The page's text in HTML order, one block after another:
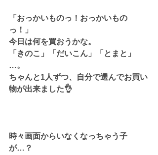
「おっかいものっ！おっかいもの
っ！」
今日は何を買おうかな。
「きのこ」「だいこん」「とまと」
…。
ちゃんと1人ずつ、自分で選んでお買い
物が出来ました👌
時々画面からいなくなっちゃう子
が…？